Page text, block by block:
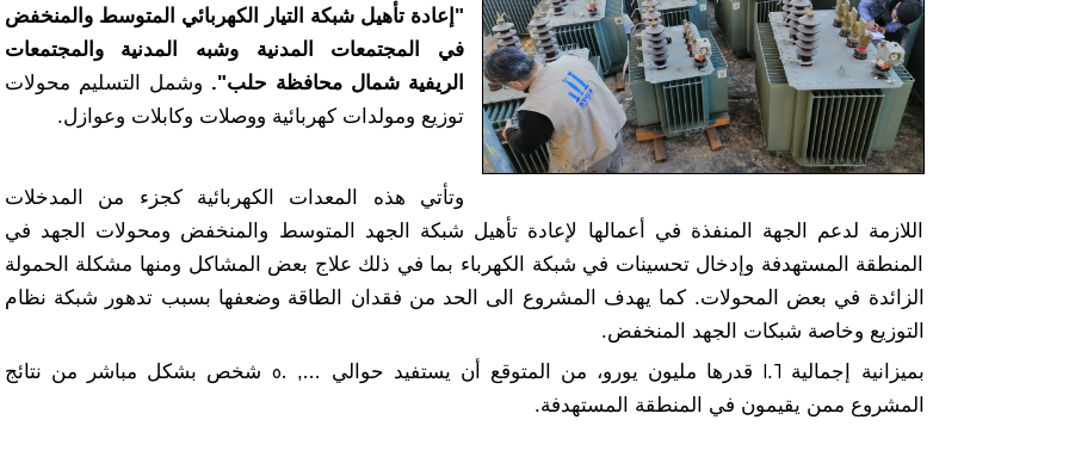
"إعادة تأهيل شبكة التيار الكهربائي المتوسط والمنخفض
في المجتمعات المدنية وشبه المدنية والمجتمعات
الريفية شمال محافظة حلب". وشمل التسليم محولات
توزيع ومولدات كهربائية ووصلات وكابلات وعوازل.
وتأتي هذه المعدات الكهربائية كجزء من المدخلات
اللازمة لدعم الجهة المنفذة في أعمالها لإعادة تأهيل شبكة الجهد المتوسط والمنخفض ومحولات الجهد في
المنطقة المستهدفة وإدخال تحسينات في شبكة الكهرباء بما في ذلك علاج بعض المشاكل ومنها مشكلة الحمولة
الزائدة في بعض المحولات. كما يهدف المشروع الى الحد من فقدان الطاقة وضعفها بسبب تدهور شبكة نظام
التوزيع وخاصة شبكات الجهد المنخفض.
بميزانية إجمالية 1.6 قدرها مليون يورو، من المتوقع أن يستفيد حوالي 000, 50 شخص بشكل مباشر من نتائج
المشروع ممن يقيمون في المنطقة المستهدفة.